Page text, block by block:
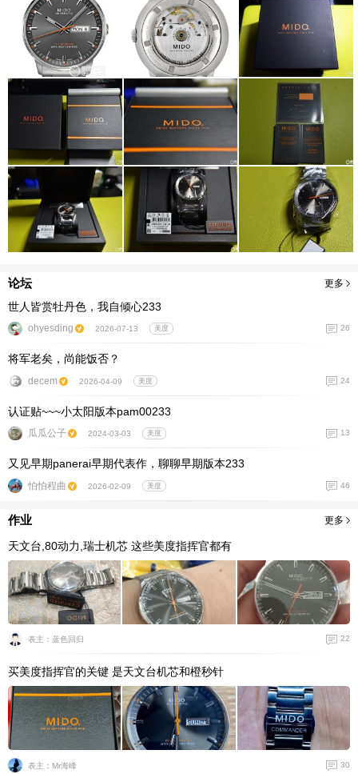
论坛 更多
世人皆赏牡丹色，我自倾心233
ohyesding 2026-07-13 美度 26
将军老矣，尚能饭否？
decem 2026-04-09 美度 24
认证贴~~~小太阳版本pam00233
瓜瓜公子 2024-03-03 美度 13
又见早期panerai早期代表作，聊聊早期版本233
怕怕程曲 2026-02-09 美度 46
作业 更多
天文台,80动力,瑞士机芯 这些美度指挥官都有
表主：蓝色回归 22
买美度指挥官的关键 是天文台机芯和橙秒针
表主：Mr海峰 30